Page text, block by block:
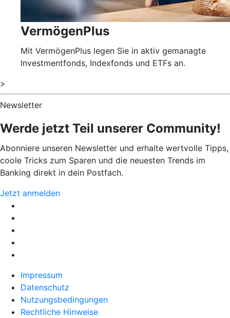
VermögenPlus
Mit VermögenPlus legen Sie in aktiv gemanagte
Investmentfonds, Indexfonds und ETFs an.
>
Newsletter
Werde jetzt Teil unserer Community!
Abonniere unseren Newsletter und erhalte wertvolle Tipps,
coole Tricks zum Sparen und die neuesten Trends im
Banking direkt in dein Postfach.
Jetzt anmelden
Impressum
Datenschutz
Nutzungsbedingungen
Rechtliche Hinweise